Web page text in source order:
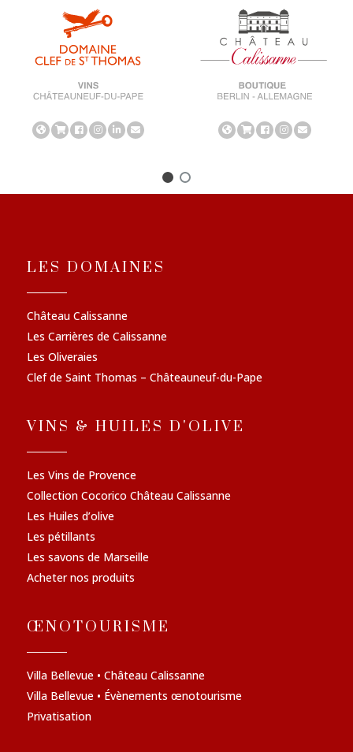
LES DOMAINES
Château Calissanne
Les Carrières de Calissanne
Les Oliveraies
Clef de Saint Thomas – Châteauneuf-du-Pape
VINS & HUILES D'OLIVE
Les Vins de Provence
Collection Cocorico Château Calissanne
Les Huiles d’olive
Les pétillants
Les savons de Marseille
Acheter nos produits
ŒNOTOURISME
Villa Bellevue • Château Calissanne
Villa Bellevue • Évènements œnotourisme
Privatisation